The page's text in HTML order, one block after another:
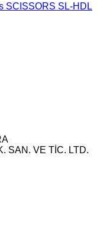
SCISSORS SL-HDL
SAN. VE TİC. LTD.